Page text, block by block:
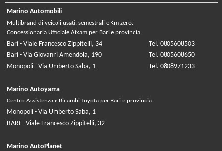
Marino Automobili
Multibrand di veicoli usati, semestrali e Km zero.
Concessionaria Ufficiale Aixam per Bari e provincia
Bari - Viale Francesco Zippitelli, 34
Tel. 0805608503
Bari - Via Giovanni Amendola, 190
Tel. 0805608650
Monopoli - Via Umberto Saba, 1
Tel. 0808971233
Marino Autoyama
Centro Assistenza e Ricambi Toyota per Bari e provincia
Monopoli - Via Umberto Saba, 1
BARI - Viale Francesco Zippitelli, 32
Marino AutoPlanet